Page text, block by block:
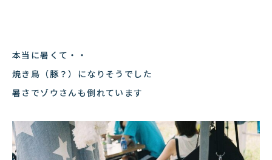
本当に暑くて・・
焼き鳥（豚？）になりそうでした
暑さでゾウさんも倒れています